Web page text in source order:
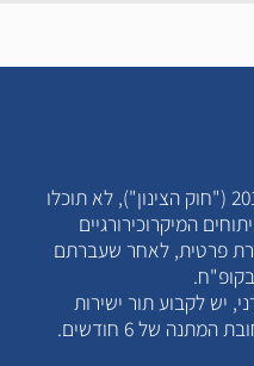
בהתאם לתקנות בריאות העם 2017 ("חוק הצינון"), לא תוכלו
המיקרוכירורגיים
פרטית, לאחר שעברתם
יש לקבוע תור ישירות
של 6 חודשים.